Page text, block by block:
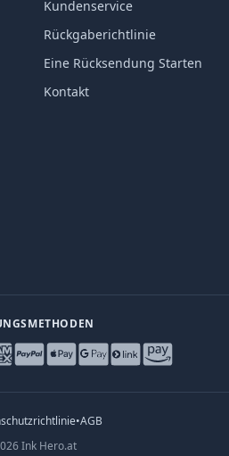
Kundenservice
Rückgaberichtlinie
Eine Rücksendung Starten
Kontakt
•AGB
Ink Hero.at